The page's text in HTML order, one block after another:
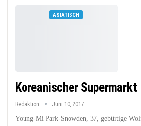
ASIATISCH
Koreanischer Supermarkt
Redaktion Juni 10, 2017
Young-Mi Park-Snowden, 37, gebürtige